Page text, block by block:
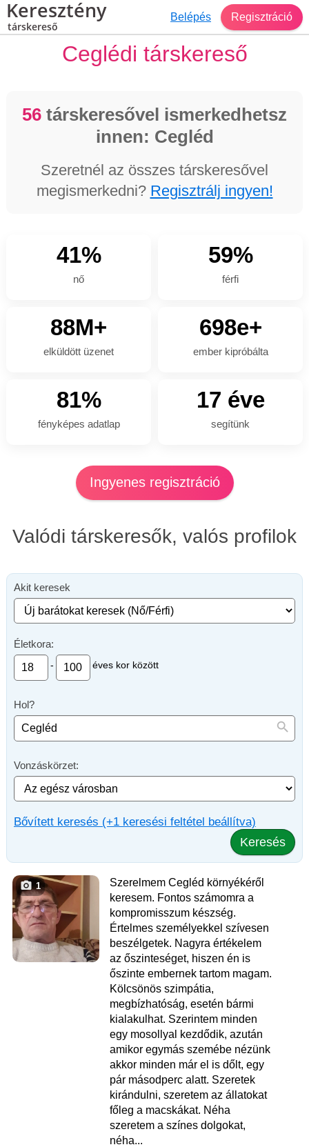
Keresztény
társkereső
Belépés Regisztráció
Ceglédi társkereső
56 társkeresővel ismerkedhetsz
innen: Cegléd
Szeretnél az összes társkeresővel
megismerkedni? Regisztrálj ingyen!
41%
nő
59%
férfi
88M+
elküldött üzenet
698e+
ember kipróbálta
81%
fényképes adatlap
17 éve
segítünk
Ingyenes regisztráció
Valódi társkeresők, valós profilok
Akit keresek
Életkora:
- éves kor között
Hol?
Vonzáskörzet:
Bővített keresés (+1 keresési feltétel beállítva)
Keresés
1
Szerelmem Cegléd környékéről
keresem. Fontos számomra a
kompromisszum készség.
Értelmes személyekkel szívesen
beszélgetek. Nagyra értékelem
az őszinteséget, hiszen én is
őszinte embernek tartom magam.
Kölcsönös szimpátia,
megbízhatóság, esetén bármi
kialakulhat. Szerintem minden
egy mosollyal kezdődik, azután
amikor egymás szemébe nézünk
akkor minden már el is dőlt, egy
pár másodperc alatt. Szeretek
kirándulni, szeretem az állatokat
főleg a macskákat. Néha
szeretem a színes dolgokat,
néha...